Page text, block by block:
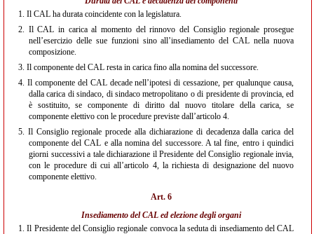
1. Il CAL ha durata coincidente con la legislatura.
2. Il CAL in carica al momento del rinnovo del Consiglio regionale prosegue
nell’esercizio delle sue funzioni sino all’insediamento del CAL nella nuova
composizione.
3. Il componente del CAL resta in carica fino alla nomina del successore.
4. Il componente del CAL decade nell’ipotesi di cessazione, per qualunque causa,
dalla carica di sindaco, di sindaco metropolitano o di presidente di provincia, ed
è sostituito, se componente di diritto dal nuovo titolare della carica, se
componente elettivo con le procedure previste dall’articolo 4.
5. Il Consiglio regionale procede alla dichiarazione di decadenza dalla carica del
componente del CAL e alla nomina del successore. A tal fine, entro i quindici
giorni successivi a tale dichiarazione il Presidente del Consiglio regionale invia,
con le procedure di cui all’articolo 4, la richiesta di designazione del nuovo
componente elettivo.
Art. 6
Insediamento del CAL ed elezione degli organi
1. Il Presidente del Consiglio regionale convoca la seduta di insediamento del CAL